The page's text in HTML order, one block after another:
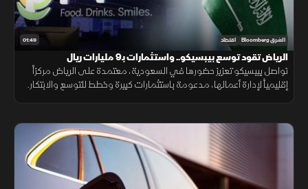
01:49 الشرق Bloomberg اقتصاد
الرياض تقود توسع بيبسيكو.. واستثمارات بـ9 مليارات ريال
تواصل بيبسيكو تعزيز حضورها في السعودية، معتمدة على الرياض مركزاً
إقليمياً لإدارة أعمالها، مدعومة باستثمارات كبيرة وخطط للتوسع والابتكار.